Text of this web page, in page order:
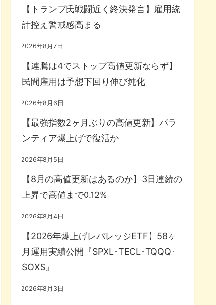
【トランプ氏戦闘近く終決発言】雇用統
計控え警戒感高まる
2026年8月7日
【連騰は4でストップ高値更新ならず】
民間雇用は予想下回り伸び鈍化
2026年8月6日
【最強指数2ヶ月ぶりの高値更新】パラ
ンティア爆上げで復活か
2026年8月5日
【8月の高値更新はあるのか】3日連続の
上昇で高値まで0.12%
2026年8月4日
【2026年爆上げレバレッジETF】58ヶ
月運用実績公開『SPXL･TECL･TQQQ･
SOXS』
2026年8月3日